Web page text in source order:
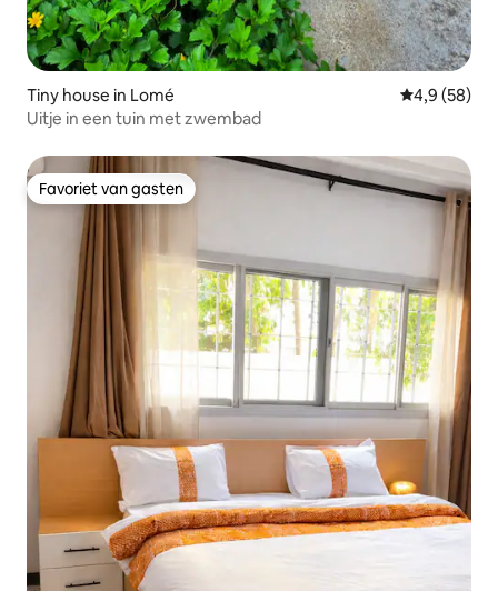
Tiny house in Lomé Gemiddelde
4,9 (58)
Uitje in een tuin met zwembad
Favoriet van gasten
Favoriet van gasten